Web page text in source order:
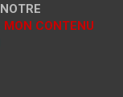
MON CONTENU